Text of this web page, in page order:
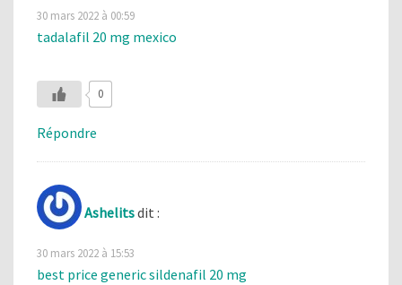
30 mars 2022 à 00:59
tadalafil 20 mg mexico
0
Répondre
Ashelitsdit :
30 mars 2022 à 15:53
best price generic sildenafil 20 mg